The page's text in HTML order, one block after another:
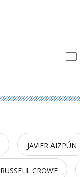
JAVIER AIZPÚN
RUSSELL CROWE